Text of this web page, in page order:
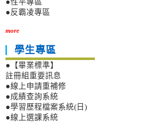
●性平專區
●反霸凌專區
more
學生專區
●【畢業標準】
註冊組重要訊息
●線上申請重補修
●成績查詢系統
●學習歷程檔案系統(日)
●線上選課系統